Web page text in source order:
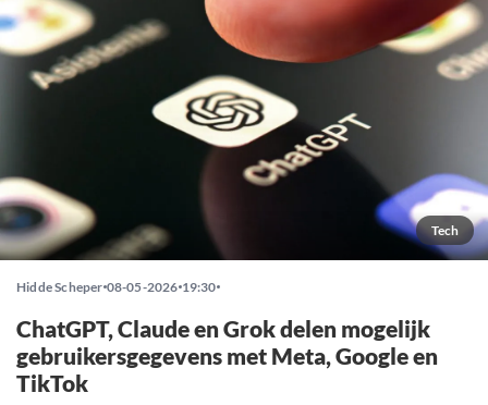
Tech
Hidde Scheper 08-05-2026 19:30
ChatGPT, Claude en Grok delen mogelijk
gebruikersgegevens met Meta, Google en
TikTok